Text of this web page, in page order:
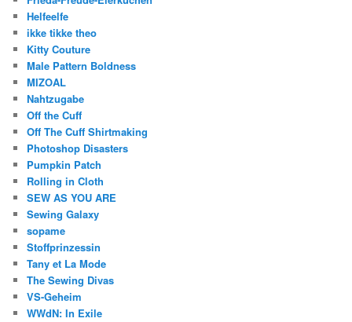
Helfeelfe
ikke tikke theo
Kitty Couture
Male Pattern Boldness
MIZOAL
Nahtzugabe
Off the Cuff
Off The Cuff Shirtmaking
Photoshop Disasters
Pumpkin Patch
Rolling in Cloth
SEW AS YOU ARE
Sewing Galaxy
sopame
Stoffprinzessin
Tany et La Mode
The Sewing Divas
VS-Geheim
WWdN: In Exile